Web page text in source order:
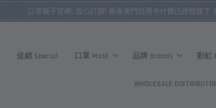
口罩瘋子官網, 放心訂購! 香港澳門信用卡付費已經開啓了
促銷 Special 口罩 Mask 品牌 Brands 彩虹
WHOLESALE